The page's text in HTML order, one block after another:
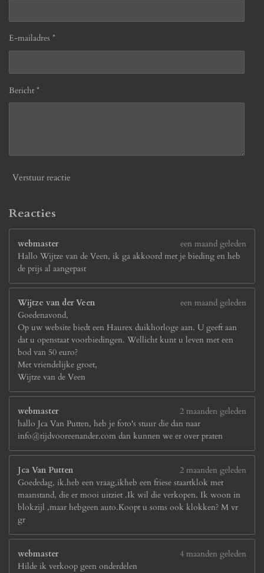
E-mailadres *
Bericht *
Verstuur reactie
Reacties
webmaster
een maand geleden
Hallo Wijtze van de Veen, ik ga akkoord met je bieding en heb
de prijs al aangepast
Wijtze van der Veen
een maand geleden
Goedenavond,
Op uw website biedt een Haurex duikhorloge aan. U geeft aan
dat u openstaat voorbiedingen. Wellicht kunt u leven met een
bod van 50 euro?
Met vriendelijke groet,
Wijtze van de Veen
webmaster
2 maanden geleden
hallo Jca Van Putten, heb je foto's stuur die dan naar
info@tijdvooreenander.com dan kunnen we er over praten
Jca Van Putten
2 maanden geleden
Goededag, ik.heb een vraag,ikheb een friese staartklok met
maanstand, die er mooi uitziet .Ik wil die verkopen. Ik woon in
blokzijl ,maar hebgeen auto.Koopt u soms ook klokken? M vr
gr
webmaster
4 maanden geleden
Hilde ik verkoop geen onderdelen